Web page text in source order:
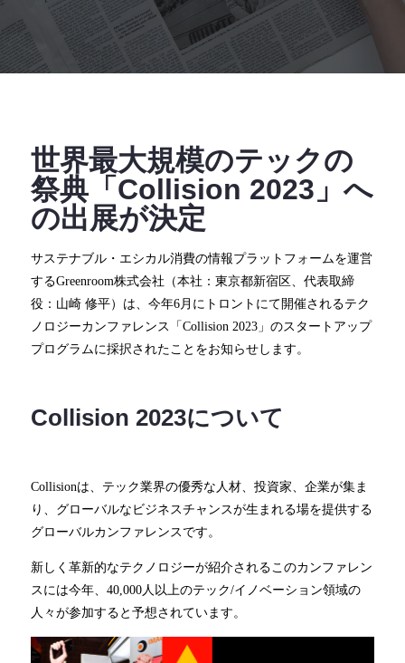
世界最大規模のテックの
祭典「Collision 2023」へ
の出展が決定
サステナブル・エシカル消費の情報プラットフォームを運営
するGreenroom株式会社（本社：東京都新宿区、代表取締
役：⼭崎 修平）は、今年6月にトロントにて開催されるテク
ノロジーカンファレンス「Collision 2023」のスタートアップ
プログラムに採択されたことをお知らせします。
Collision 2023について
Collisionは、テック業界の優秀な人材、投資家、企業が集ま
り、グローバルなビジネスチャンスが生まれる場を提供する
グローバルカンファレンスです。
新しく革新的なテクノロジーが紹介されるこのカンファレン
スには今年、40,000人以上のテック/イノベーション領域の
人々が参加すると予想されています。